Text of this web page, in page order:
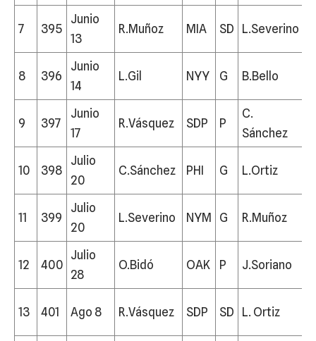
7 395
Junio
13
R.Muñoz MIA SD L.Severino
8 396
Junio
14
L.Gil NYY G B.Bello
9 397
Junio
17
R.Vásquez SDP P
C.
Sánchez
10 398
Julio
20
C.Sánchez PHI G L.Ortiz
11 399
Julio
20
L.Severino NYM G R.Muñoz
12 400
Julio
28
O.Bidó OAK P J.Soriano
13 401 Ago 8 R.Vásquez SDP SD L. Ortiz